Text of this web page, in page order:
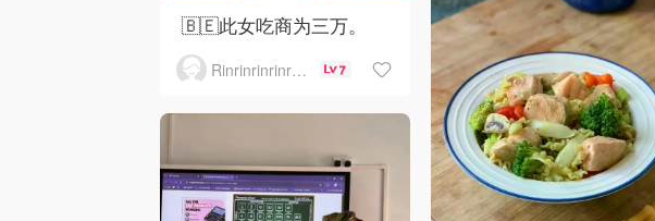
🇧🇪此女吃商为三万。
Rinrinrinrinrinrinrin 7